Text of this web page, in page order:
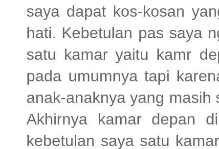
saya dapat kos-kosan
hati. Kebetulan pas saya
satu kamar yaitu kamr
pada umumnya tapi
anak-anaknya yang
Akhirnya kamar depan
kebetulan saya satu